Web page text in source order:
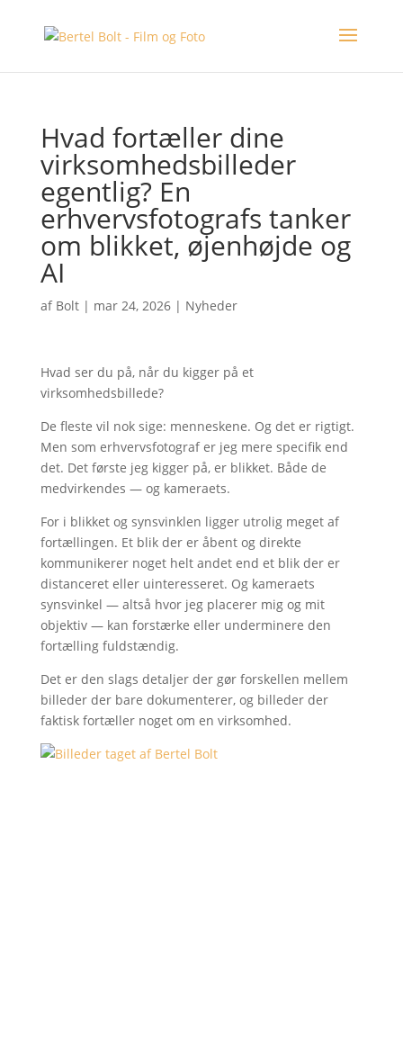
Hvad fortæller dine
virksomhedsbilleder
egentlig? En
erhvervsfotografs tanker
om blikket, øjenhøjde og
AI
af Bolt| mar 24, 2026| Nyheder
Hvad ser du på, når du kigger på et
virksomhedsbillede?
De fleste vil nok sige: menneskene. Og det er rigtigt.
Men som erhvervsfotograf er jeg mere specifik end
det. Det første jeg kigger på, er blikket. Både de
medvirkendes — og kameraets.
For i blikket og synsvinklen ligger utrolig meget af
fortællingen. Et blik der er åbent og direkte
kommunikerer noget helt andet end et blik der er
distanceret eller uinteresseret. Og kameraets
synsvinkel — altså hvor jeg placerer mig og mit
objektiv — kan forstærke eller underminere den
fortælling fuldstændig.
Det er den slags detaljer der gør forskellen mellem
billeder der bare dokumenterer, og billeder der
faktisk fortæller noget om en virksomhed.